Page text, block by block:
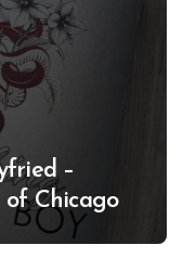
–
of Chicago